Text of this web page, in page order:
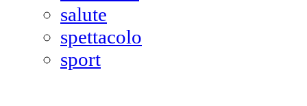
salute
spettacolo
sport